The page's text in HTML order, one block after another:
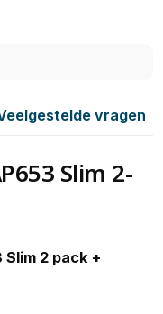
vragen
Slim 2-
2 pack +